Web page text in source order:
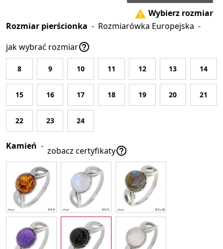
 Wybierz rozmiar
Rozmiar pierścionka - Rozmiarówka Europejska -
jak wybrać rozmiar
8 9 10 11 12 13 14
15 16 17 18 19 20 21
22 23 24
Kamień - zobacz certyfikaty